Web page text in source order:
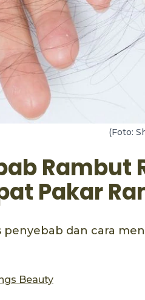
(Foto:
Rambut
Pakar
penyebab dan cara
Beauty